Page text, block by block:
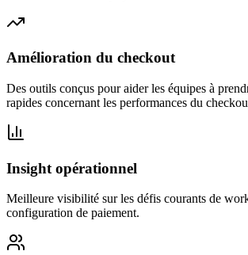
Amélioration du checkout
Des outils conçus pour aider les équipes à
rapides concernant les performances du
Insight opérationnel
Meilleure visibilité sur les défis courants de
configuration de paiement.